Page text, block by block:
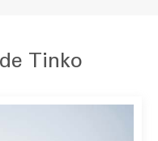
Tinko